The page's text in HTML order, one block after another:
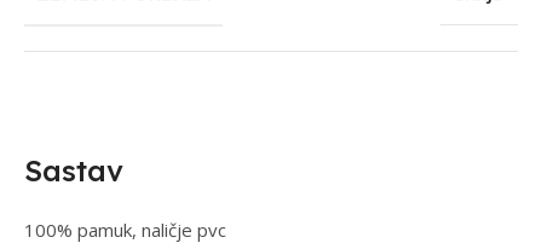
Sastav
100% pamuk, naličje pvc